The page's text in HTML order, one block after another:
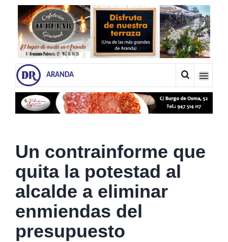
ARANDA
Un contrainforme que
quita la potestad al
alcalde a eliminar
enmiendas del
presupuesto